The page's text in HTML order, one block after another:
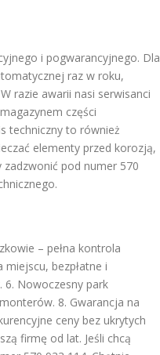
i pogwarancyjnego. Dla
raz w roku,
razie awarii nasi serwisanci
części
techniczny to również
elementy przed korozją,
zadzwonić pod numer 570
– pełna kontrola
bezpłatne i
6. Nowoczesny park
8. Gwarancja na
ceny bez ukrytych
firmę od lat. Jeśli chcą